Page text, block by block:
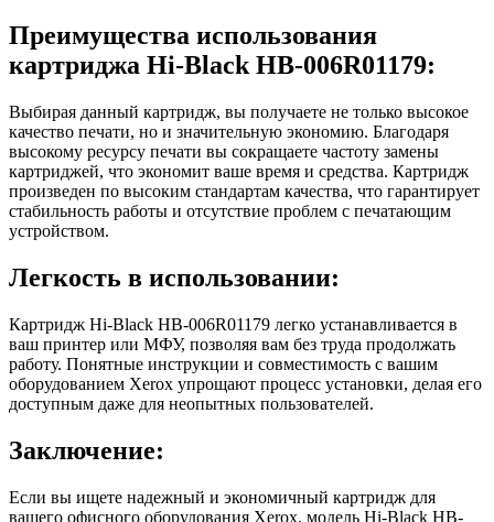
Преимущества использования
картриджа Hi-Black HB-006R01179:
Выбирая данный картридж, вы получаете не только высокое
качество печати, но и значительную экономию. Благодаря
высокому ресурсу печати вы сокращаете частоту замены
картриджей, что экономит ваше время и средства. Картридж
произведен по высоким стандартам качества, что гарантирует
стабильность работы и отсутствие проблем с печатающим
устройством.
Легкость в использовании:
Картридж Hi-Black HB-006R01179 легко устанавливается в
ваш принтер или МФУ, позволяя вам без труда продолжать
работу. Понятные инструкции и совместимость с вашим
оборудованием Xerox упрощают процесс установки, делая его
доступным даже для неопытных пользователей.
Заключение:
Если вы ищете надежный и экономичный картридж для
вашего офисного оборудования Xerox, модель Hi-Black HB-